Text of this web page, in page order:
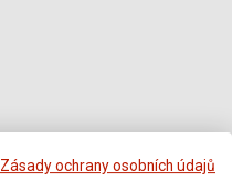
Zásady ochrany osobních údajů